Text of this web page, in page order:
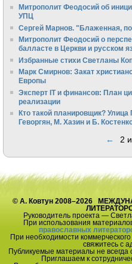
Митрополит Феодосий об
УПЦ
Сергей Марнов. "Блаженная,
Митрополит Феодосий о
балласте в Церкви и русском
Избранные стихи Светланы
Марк Смирнов: Закат
Европы
Эксперт IT и финансов: План
реализации
Кто такой планировщик?
Геворгян, М. Хазин и Б.
← 2
© А. Ковтун 2008–2026
Руководитель проекта —
При использования
православных
При необходимости
свяжитесь с
Публикуемые материалы не всегда
Приглашаем к